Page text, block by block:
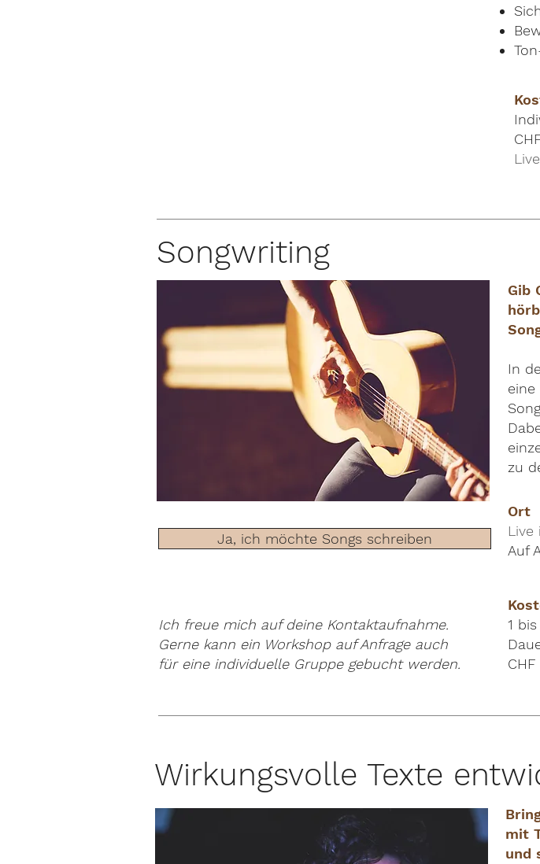
Live
Songwriting
Gib
In
zu
Ja, ich möchte Songs schreiben
Ort
Live
Auf
Ich freue mich auf deine Kontaktaufnahme.
Gerne kann ein Workshop auf Anfrage auch
für eine individuelle Gruppe gebucht werden.
1
Wirkungsvolle Texte
mit
und